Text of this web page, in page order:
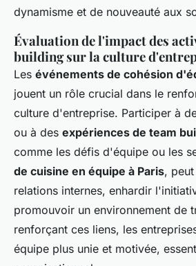
dynamisme et de nouveauté aux
Évaluation de l'impact des
building sur la culture
Les événements de cohésion
jouent un rôle crucial dans le
culture d'entreprise. Participer à
ou à des expériences de team
comme les défis d'équipe ou les
de cuisine en équipe à Paris,
relations internes, enhardir
promouvoir un environnement de
renforçant ces liens, les
équipe plus unie et motivée,